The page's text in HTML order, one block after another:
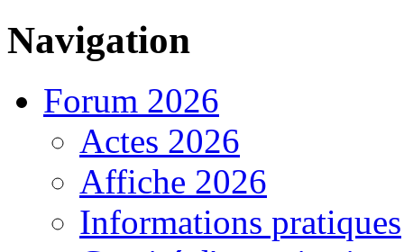
Navigation
Forum 2026
Actes 2026
Affiche 2026
Informations pratiques